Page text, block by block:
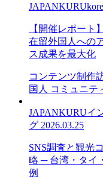
JAPANKURU
【開催レポート
在留外国人への
ス成果を最大化
コンテンツ制作
国人 コミュニテ
JAPANKURUイ
グ 2026.03.25
SNS調査と観光
略 ─ 台湾・タイ
例